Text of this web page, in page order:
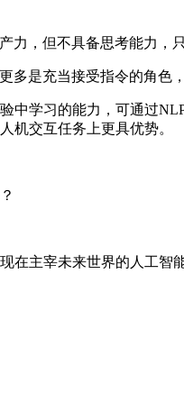
力，但不具备思考能力，
多是充当接受指令的角色
中学习的能力，可通过
机交互任务上更具优势。
在主宰未来世界的人工智